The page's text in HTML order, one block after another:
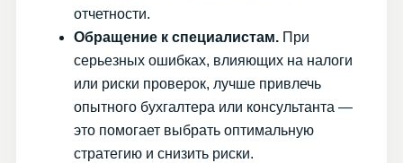
отчетности.
Обращение к специалистам. При
серьезных ошибках, влияющих на налоги
или риски проверок, лучше привлечь
опытного бухгалтера или консультанта —
это помогает выбрать оптимальную
стратегию и снизить риски.